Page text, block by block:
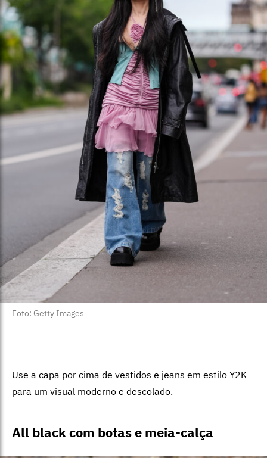
Foto: Getty Images
Use a capa por cima de vestidos e jeans em estilo Y2K
para um visual moderno e descolado.
All black com botas e meia-calça